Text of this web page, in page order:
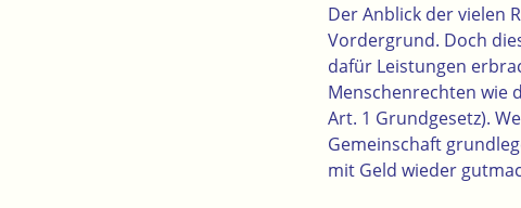
Der Anblick der vielen
Vordergrund. Doch
dafür Leistungen
Menschenrechten wie
Art. 1 Grundgesetz).
Gemeinschaft
mit Geld wieder